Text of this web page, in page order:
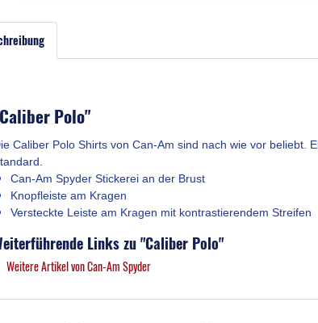
Polo"
Caliber Polo Shirts von Can-Am sind nach wie vor beliebt.
Can-Am Spyder Stickerei an der Brust
Knopfleiste am Kragen
Versteckte Leiste am Kragen mit kontrastierendem Streifen
Links zu "Caliber Polo"
Weitere Artikel von Can-Am Spyder